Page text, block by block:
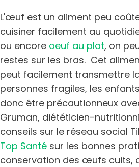
L'œuf est un aliment peu
cuisiner facilement au
ou encore oeuf au plat, on
restes sur les bras. Cet
peut facilement transmettre
personnes fragiles, les
donc être précautionneux
Gruman, diététicien-
conseils sur le réseau social
Top Santé sur les bonnes
conservation des œufs cuits,